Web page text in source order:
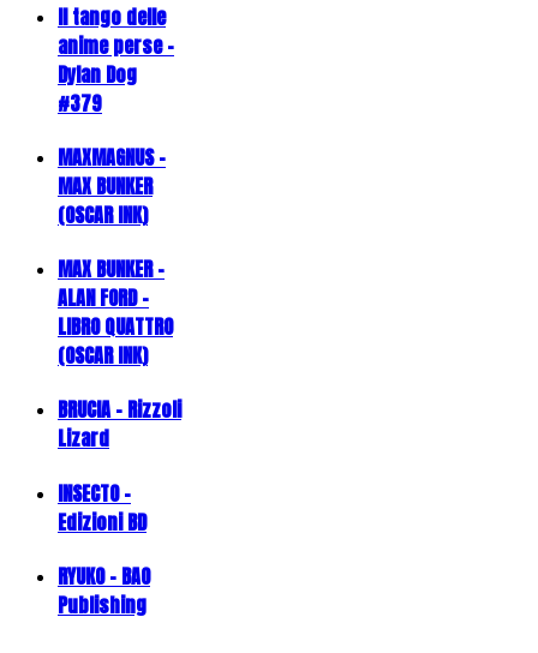
Il tango delle
anime perse -
Dylan Dog
#379
MAXMAGNUS –
MAX BUNKER
(OSCAR INK)
MAX BUNKER –
ALAN FORD –
LIBRO QUATTRO
(OSCAR INK)
BRUCIA - Rizzoli
Lizard
INSECTO -
Edizioni BD
RYUKO - BAO
Publishing